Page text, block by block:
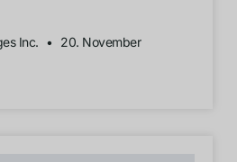
Inc.
20. November